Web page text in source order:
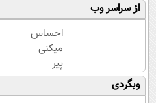
از سراسر وب
احساس
میکنی
پیر
شدی؟
جوانی
وبگردی